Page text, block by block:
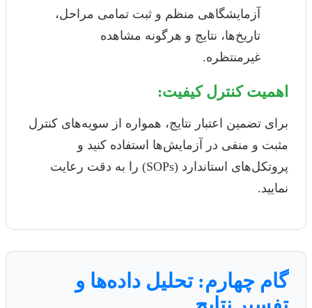
آزمایشگاهی منظم و ثبت تمامی مراحل،
تاریخ‌ها، نتایج و هرگونه مشاهده
غیرمنتظره.
اهمیت کنترل کیفیت:
برای تضمین اعتبار نتایج، همواره از سویه‌های کنترل
مثبت و منفی در آزمایش‌ها استفاده کنید و
پروتکل‌های استاندارد (SOPs) را به دقت رعایت
نمایید.
گام چهارم: تحلیل داده‌ها و